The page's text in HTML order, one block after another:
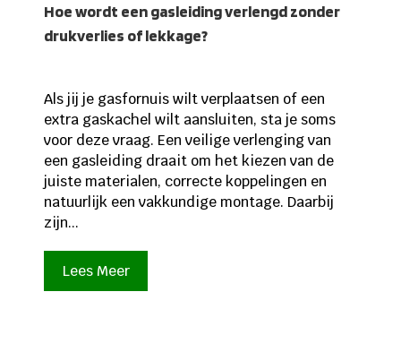
Hoe wordt een gasleiding verlengd zonder
drukverlies of lekkage?
Als jij je gasfornuis wilt verplaatsen of een
extra gaskachel wilt aansluiten, sta je soms
voor deze vraag. Een veilige verlenging van
een gasleiding draait om het kiezen van de
juiste materialen, correcte koppelingen en
natuurlijk een vakkundige montage. Daarbij
zijn...
Lees Meer